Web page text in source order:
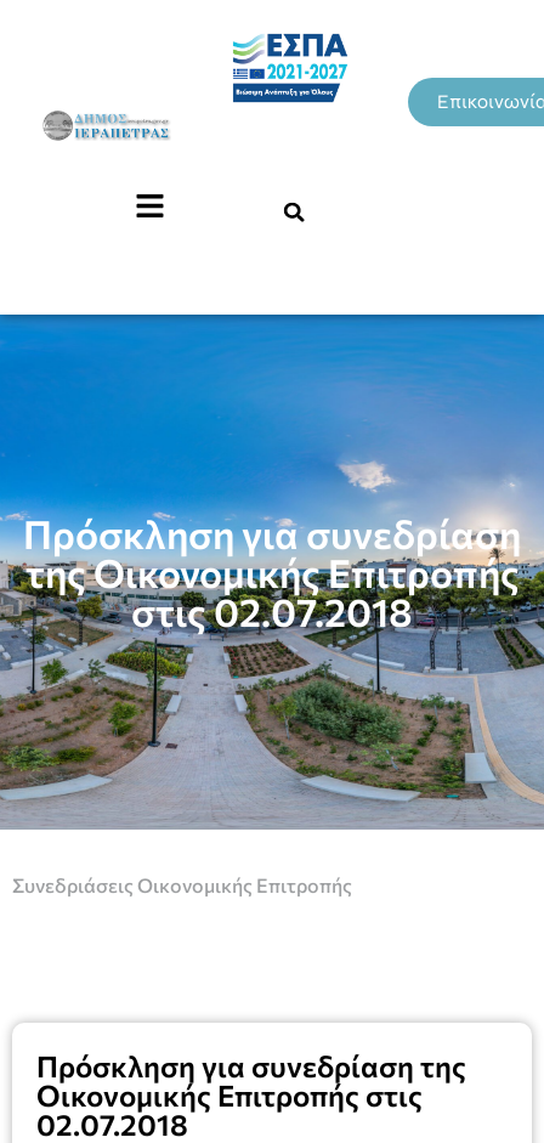
Πρόσκληση για συνεδρίαση
της Οικονομικής Επιτροπής
στις 02.07.2018
Συνεδριάσεις Οικονομικής Επιτροπής
Πρόσκληση για συνεδρίαση της
Οικονομικής Επιτροπής στις
02.07.2018